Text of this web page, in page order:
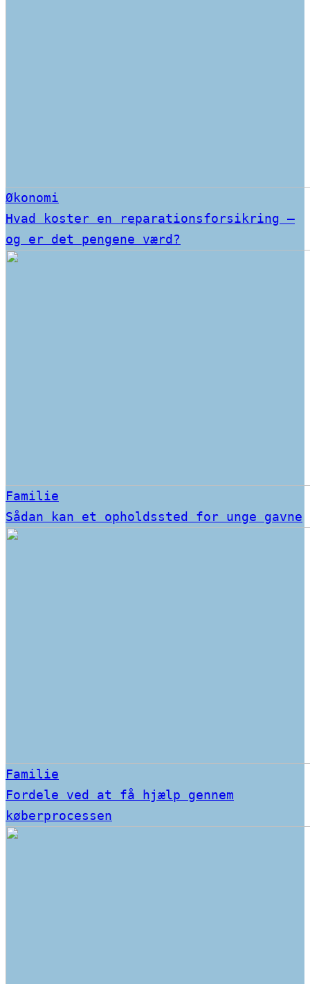
Økonomi
Hvad koster en reparationsforsikring –
og er det pengene værd?
Familie
Sådan kan et opholdssted for unge gavne
Familie
Fordele ved at få hjælp gennem
køberprocessen